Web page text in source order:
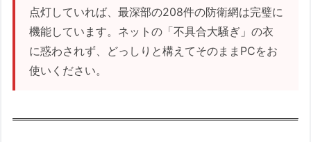
点灯していれば、最深部の208件の防衛網は完璧に
機能しています。ネットの「不具合大騒ぎ」の衣
に惑わされず、どっしりと構えてそのままPCをお
使いください。